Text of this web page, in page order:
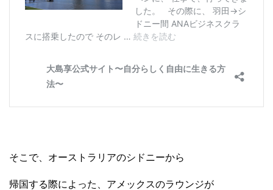
そこで、オーストラリアのシドニーから
帰国する際によった、アメックスのラウンジが